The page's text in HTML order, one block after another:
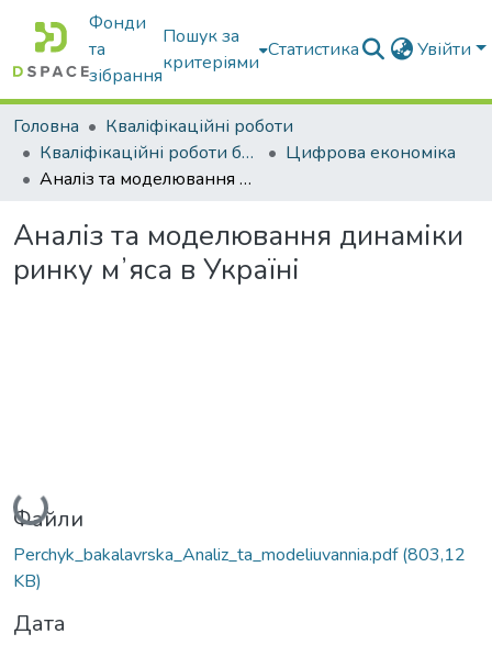
Фонди
та
зібрання
Пошук за
критеріями
Статистика Увійти
Головна
Кваліфікаційні роботи
Кваліфікаційні роботи бакалаврів
Цифрова економіка
Аналіз та моделювання динаміки ринку мʼяса в Україні
Аналіз та моделювання динаміки
ринку мʼяса в Україні
Вантажиться...
Файли
Perchyk_bakalavrska_Analiz_ta_modeliuvannia.pdf(803,12
KB)
Дата